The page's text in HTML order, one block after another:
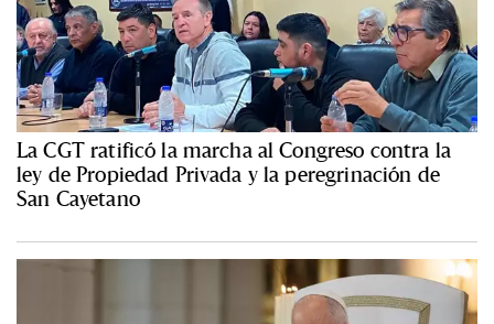
La CGT ratificó la marcha al Congreso contra la
ley de Propiedad Privada y la peregrinación de
San Cayetano